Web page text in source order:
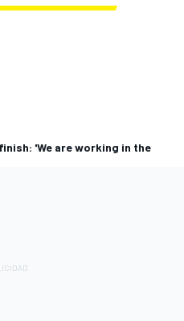
'We are working in the